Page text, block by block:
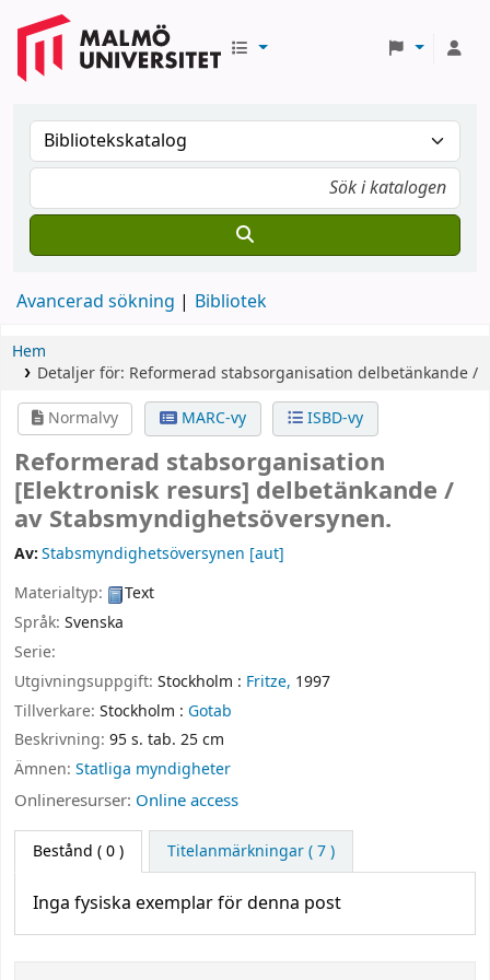
Avancerad sökning Bibliotek
Hem
Detaljer för: Reformerad stabsorganisation delbetänkande /
Normalvy
MARC-vy ISBD-vy
Reformerad stabsorganisation
[Elektronisk resurs] delbetänkande /
av Stabsmyndighetsöversynen.
Av:Stabsmyndighetsöversynen [aut]
Materialtyp:
Text
Språk: Svenska
Serie:
Utgivningsuppgift: Stockholm : Fritze, 1997
Tillverkare: Stockholm : Gotab
Beskrivning: 95 s. tab. 25 cm
Ämnen: Statliga myndigheter
Onlineresurser: Online access
Bestånd ( 0 ) Titelanmärkningar ( 7 )
Inga fysiska exemplar för denna post